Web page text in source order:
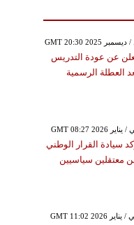
تعلن عن عودة التدريس
العطلة الرسمية
سيادة القرار الوطني
معتقلين سياسيين